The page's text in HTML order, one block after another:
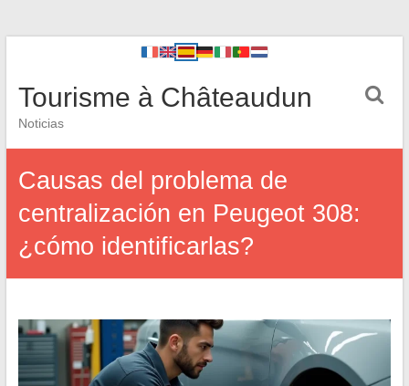
Tourisme à Châteaudun
Noticias
Causas del problema de
centralización en Peugeot 308:
¿cómo identificarlas?